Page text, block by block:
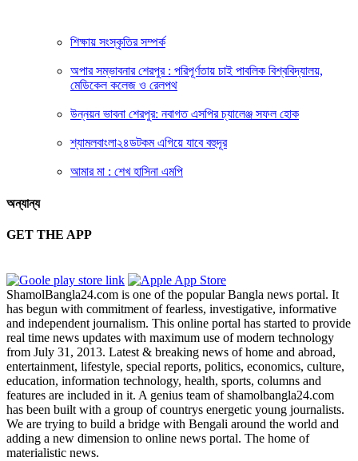
শিক্ষায় সংস্কৃতির সম্পর্ক
অপার সম্ভাবনার শেরপুর : পরিপূর্ণতায় চাই পাবলিক বিশ্ববিদ্যালয়,
মেডিকেল কলেজ ও রেলপথ
উন্নয়ন ভাবনা শেরপুর: নবাগত এসপির চ্যালেঞ্জ সফল হোক
শ্যামলবাংলা২৪ডটকম এগিয়ে যাবে বহুদূর
আমার মা : শেখ হাসিনা এমপি
অন্যান্য
GET THE APP
ShamolBangla24.com is one of the popular Bangla news portal. It
has begun with commitment of fearless, investigative, informative
and independent journalism. This online portal has started to provide
real time news updates with maximum use of modern technology
from July 31, 2013. Latest & breaking news of home and abroad,
entertainment, lifestyle, special reports, politics, economics, culture,
education, information technology, health, sports, columns and
features are included in it. A genius team of shamolbangla24.com
has been built with a group of countrys energetic young journalists.
We are trying to build a bridge with Bengali around the world and
adding a new dimension to online news portal. The home of
materialistic news.